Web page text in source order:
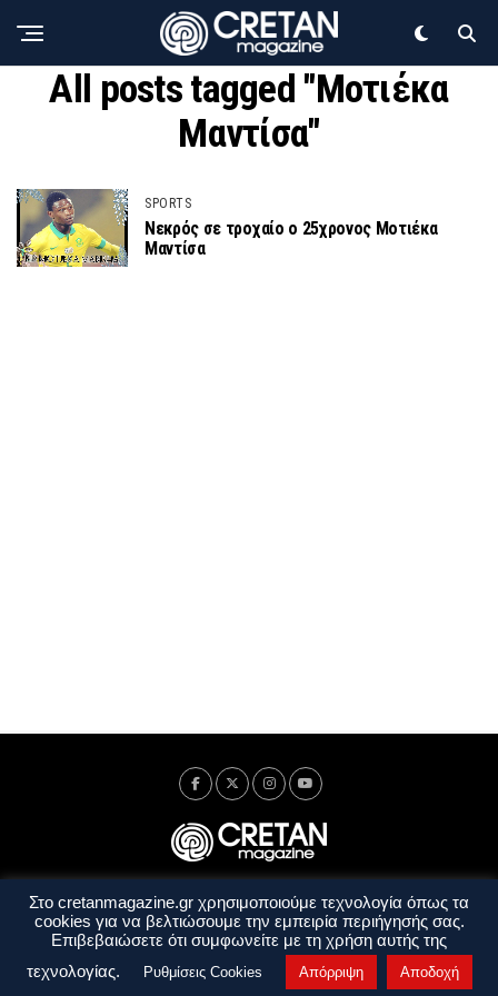
All posts tagged "Μοτιέκα
Μαντίσα"
SPORTS
Νεκρός σε τροχαίο ο 25χρονος Μοτιέκα
Μαντίσα
Ταυτότητα Πολιτική Απορρήτου
Όροι Χρήσης
Όροι και Προϋποθέσεις
Στο cretanmagazine.gr χρησιμοποιούμε τεχνολογία όπως τα
cookies για να βελτιώσουμε την εμπειρία περιήγησής σας.
Επιβεβαιώσετε ότι συμφωνείτε με τη χρήση αυτής της
τεχνολογίας.
Ρυθμίσεις Cookies Απόρριψη Αποδοχή